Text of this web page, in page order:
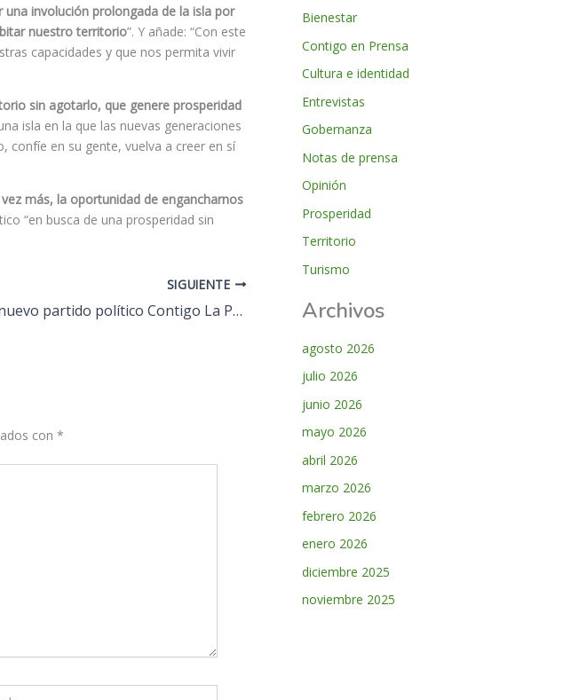
una involución prolongada de la isla por
nuestro territorio”. Y añade: “Con este
capacidades y que nos permita vivir
sin agotarlo, que genere prosperidad
isla en la que las nuevas generaciones
confíe en su gente, vuelva a creer en sí
más, la oportunidad de engancharnos
“en busca de una prosperidad sin
SIGUIENTE
Nace el nuevo partido político Contigo La Palma para acabar con la “involución prolongada” de la isla
con *
Bienestar
Contigo en Prensa
Cultura e identidad
Entrevistas
Gobernanza
Notas de prensa
Opinión
Prosperidad
Territorio
Turismo
Archivos
agosto 2026
julio 2026
junio 2026
mayo 2026
abril 2026
marzo 2026
febrero 2026
enero 2026
diciembre 2025
noviembre 2025